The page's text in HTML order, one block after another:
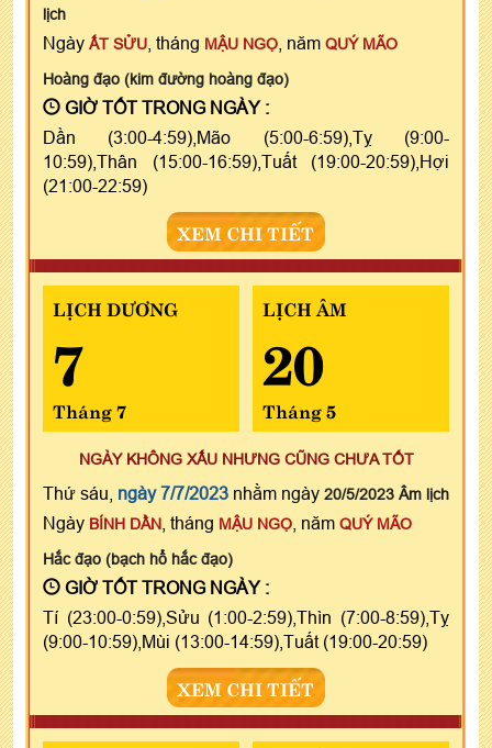
lịch
Ngày ẤT SỬU , tháng MẬU NGỌ , năm QUÝ MÃO
Hoàng đạo (kim đường hoàng đạo)
GIỜ TỐT TRONG NGÀY :
Dần (3:00-4:59),Mão (5:00-6:59),Tỵ (9:00-
10:59),Thân (15:00-16:59),Tuất (19:00-20:59),Hợi
(21:00-22:59)
XEM CHI TIẾT
LỊCH DƯƠNG
7
Tháng 7
LỊCH ÂM
20
Tháng 5
NGÀY KHÔNG XẤU NHƯNG CŨNG CHƯA TỐT
Thứ sáu, ngày 7/7/2023 nhằm ngày 20/5/2023 Âm lịch
Ngày BÍNH DẦN , tháng MẬU NGỌ , năm QUÝ MÃO
Hắc đạo (bạch hổ hắc đạo)
GIỜ TỐT TRONG NGÀY :
Tí (23:00-0:59),Sửu (1:00-2:59),Thìn (7:00-8:59),Tỵ
(9:00-10:59),Mùi (13:00-14:59),Tuất (19:00-20:59)
XEM CHI TIẾT